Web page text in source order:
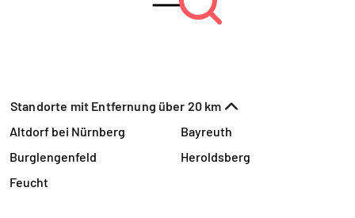
Standorte mit Entfernung über 20 km
Altdorf bei Nürnberg
Bayreuth
Burglengenfeld
Heroldsberg
Feucht